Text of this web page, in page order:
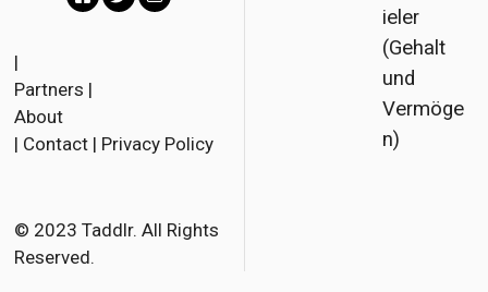
c
o
k
r
l
|
Partners |
About
| Contact | Privacy Policy
© 2023 Taddlr. All Rights
Reserved.
ieler
(Gehalt
und
Vermöge
n)